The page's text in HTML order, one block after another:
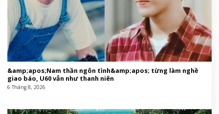
&amp;apos;Nam thần ngôn tình&amp;apos; từng làm nghề
giao báo, U60 vẫn như thanh niên
6 Tháng 8, 2026